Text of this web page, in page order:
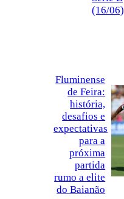
(16/06)
Fluminense
de Feira:
história,
desafios e
expectativas
para a
próxima
partida
rumo a elite
do Baianão